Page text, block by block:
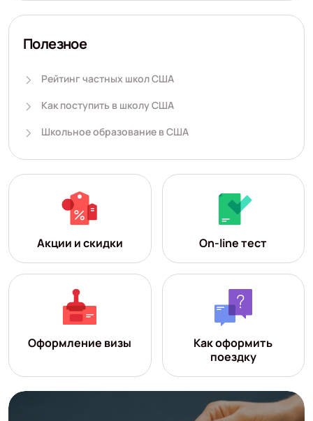
Полезное
Рейтинг частных школ США
Как поступить в школу США
Школьное образование в США
Акции и скидки On-line тест
Оформление визы
Как оформить
поездку